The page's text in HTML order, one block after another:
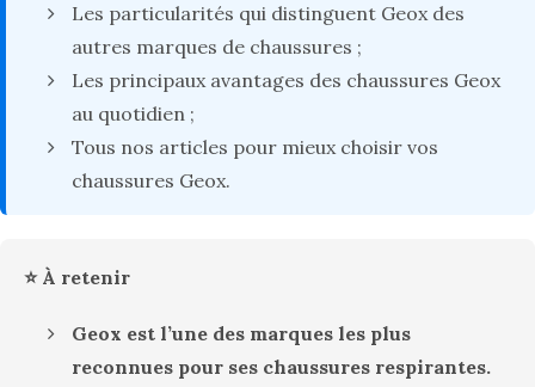
Les particularités qui distinguent Geox des
autres marques de chaussures ;
Les principaux avantages des chaussures Geox
au quotidien ;
Tous nos articles pour mieux choisir vos
chaussures Geox.
⭐ À retenir
Geox est l’une des marques les plus
reconnues pour ses chaussures respirantes.